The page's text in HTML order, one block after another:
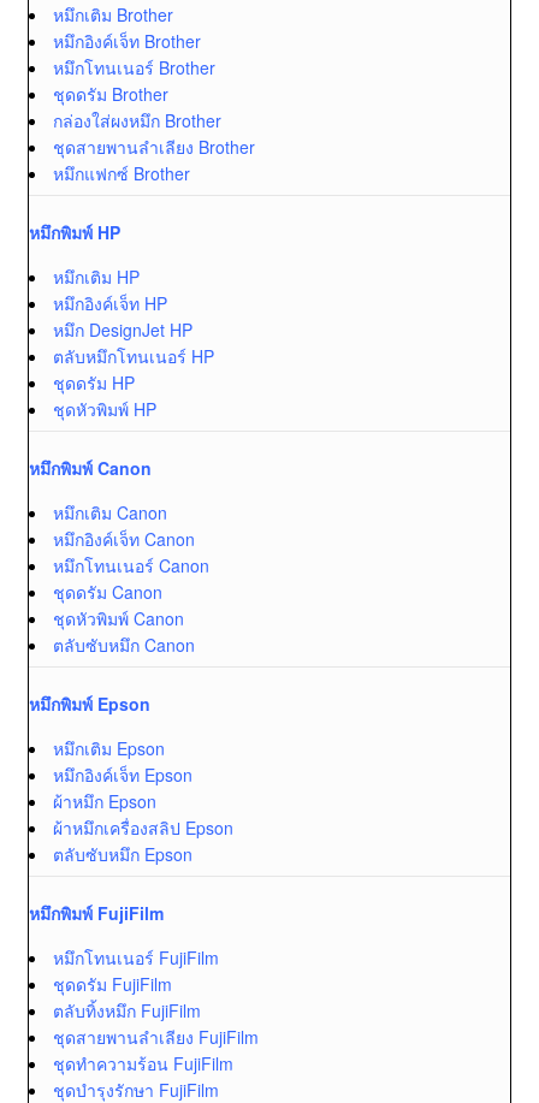
หมึกเติม Brother
หมึกอิงค์เจ็ท Brother
หมึกโทนเนอร์ Brother
ชุดดรัม Brother
กล่องใส่ผงหมึก Brother
ชุดสายพานลำเลียง Brother
หมึกแฟกซ์ Brother
หมึกพิมพ์ HP
หมึกเติม HP
หมึกอิงค์เจ็ท HP
หมึก DesignJet HP
ตลับหมึกโทนเนอร์ HP
ชุดดรัม HP
ชุดหัวพิมพ์ HP
หมึกพิมพ์ Canon
หมึกเติม Canon
หมึกอิงค์เจ็ท Canon
หมึกโทนเนอร์ Canon
ชุดดรัม Canon
ชุดหัวพิมพ์ Canon
ตลับซับหมึก Canon
หมึกพิมพ์ Epson
หมึกเติม Epson
หมึกอิงค์เจ็ท Epson
ผ้าหมึก Epson
ผ้าหมึกเครื่องสลิป Epson
ตลับซับหมึก Epson
หมึกพิมพ์ FujiFilm
หมึกโทนเนอร์ FujiFilm
ชุดดรัม FujiFilm
ตลับทิ้งหมึก FujiFilm
ชุดสายพานลำเลียง FujiFilm
ชุดทำความร้อน FujiFilm
ชุดบำรุงรักษา FujiFilm